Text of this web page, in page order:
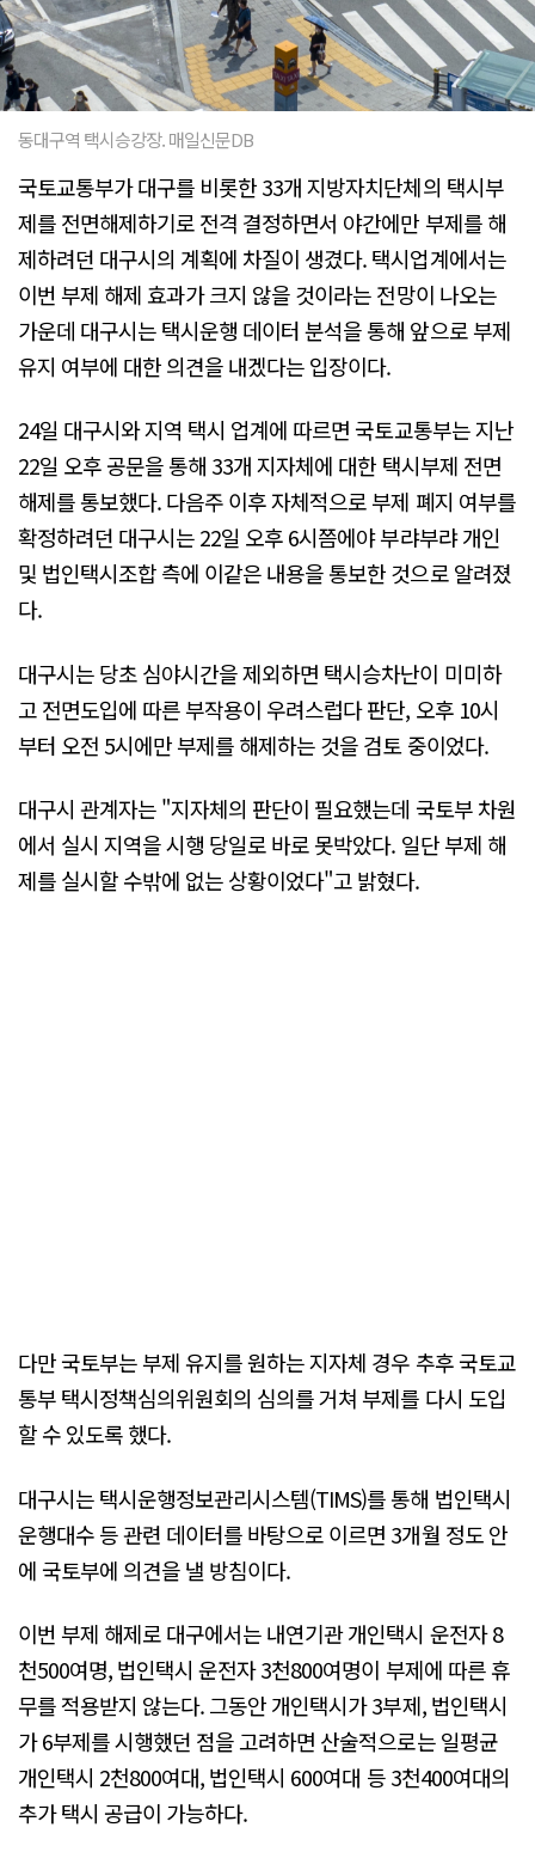
동대구역 택시승강장. 매일신문DB
국토교통부가 대구를 비롯한 33개 지방자치단체의 택시부
제를 전면해제하기로 전격 결정하면서 야간에만 부제를 해
제하려던 대구시의 계획에 차질이 생겼다. 택시업계에서는
이번 부제 해제 효과가 크지 않을 것이라는 전망이 나오는
가운데 대구시는 택시운행 데이터 분석을 통해 앞으로 부제
유지 여부에 대한 의견을 내겠다는 입장이다.
24일 대구시와 지역 택시 업계에 따르면 국토교통부는 지난
22일 오후 공문을 통해 33개 지자체에 대한 택시부제 전면
해제를 통보했다. 다음주 이후 자체적으로 부제 폐지 여부를
확정하려던 대구시는 22일 오후 6시쯤에야 부랴부랴 개인
및 법인택시조합 측에 이같은 내용을 통보한 것으로 알려졌
다.
대구시는 당초 심야시간을 제외하면 택시승차난이 미미하
고 전면도입에 따른 부작용이 우려스럽다 판단, 오후 10시
부터 오전 5시에만 부제를 해제하는 것을 검토 중이었다.
대구시 관계자는 "지자체의 판단이 필요했는데 국토부 차원
에서 실시 지역을 시행 당일로 바로 못박았다. 일단 부제 해
제를 실시할 수밖에 없는 상황이었다"고 밝혔다.
다만 국토부는 부제 유지를 원하는 지자체 경우 추후 국토교
통부 택시정책심의위원회의 심의를 거쳐 부제를 다시 도입
할 수 있도록 했다.
대구시는 택시운행정보관리시스템(TIMS)를 통해 법인택시
운행대수 등 관련 데이터를 바탕으로 이르면 3개월 정도 안
에 국토부에 의견을 낼 방침이다.
이번 부제 해제로 대구에서는 내연기관 개인택시 운전자 8
천500여명, 법인택시 운전자 3천800여명이 부제에 따른 휴
무를 적용받지 않는다. 그동안 개인택시가 3부제, 법인택시
가 6부제를 시행했던 점을 고려하면 산술적으로는 일평균
개인택시 2천800여대, 법인택시 600여대 등 3천400여대의
추가 택시 공급이 가능하다.